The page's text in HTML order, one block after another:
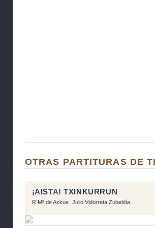
OTRAS PARTITURAS DE
¡AISTA! TXINKURRUN
R Mª de Azkue Julio Vidorreta Zubeldía